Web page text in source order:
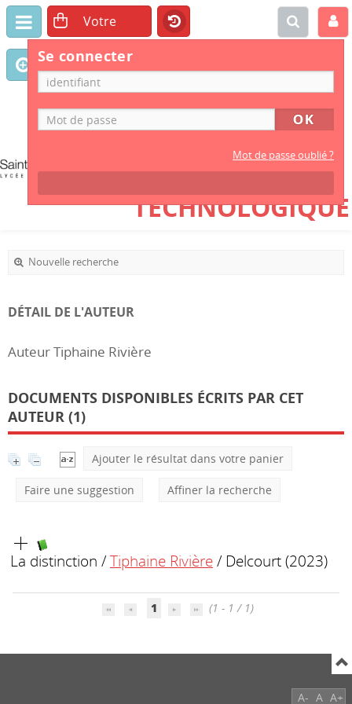
CDI
LYCÉE GÉNÉRAL
ET
TECHNOLOGIQUE
Se connecter
Mot de passe oublié ?
Nouvelle recherche
DÉTAIL DE L'AUTEUR
Auteur Tiphaine Rivière
DOCUMENTS DISPONIBLES ÉCRITS PAR CET
AUTEUR (1)
Ajouter le résultat dans votre panier
Faire une suggestion Affiner la recherche
La distinction /Tiphaine Rivière/ Delcourt (2023)
1 (1 - 1 / 1)
A- A A+